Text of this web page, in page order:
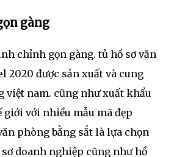
gàng
chỉnh gọn gàng. tủ hồ sơ văn
2020 được sản xuất và cung
việt nam. cũng như xuất khẩu
với nhiều mẫu mã đẹp
phòng bằng sắt là lựa chọn
sơ doanh nghiệp cũng như hồ